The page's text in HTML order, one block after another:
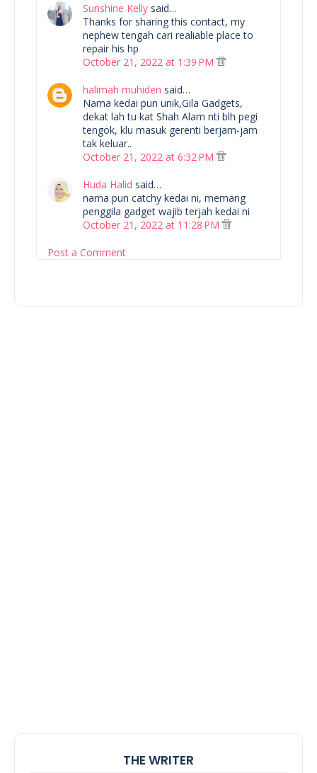
Sunshine Kelly said…
Thanks for sharing this contact, my
nephew tengah cari realiable place to
repair his hp
October 21, 2022 at 1:39 PM
halimah muhiden said…
Nama kedai pun unik,Gila Gadgets,
dekat lah tu kat Shah Alam nti blh pegi
tengok, klu masuk gerenti berjam-jam
tak keluar..
October 21, 2022 at 6:32 PM
Huda Halid said…
nama pun catchy kedai ni, memang
penggila gadget wajib terjah kedai ni
October 21, 2022 at 11:28 PM
Post a Comment
THE WRITER